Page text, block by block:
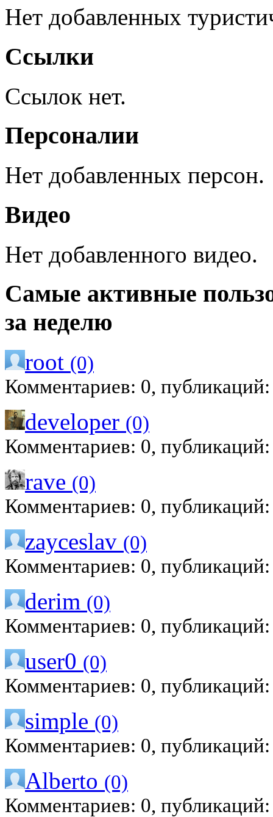
Нет добавленных
Ссылки
Ссылок нет.
Персоналии
Нет добавленных персон.
Видео
Нет добавленного видео.
Самые активные
за неделю
root (0)
Комментариев: 0,
developer (0)
Комментариев: 0,
rave (0)
Комментариев: 0,
zayceslav (0)
Комментариев: 0,
derim (0)
Комментариев: 0,
user0 (0)
Комментариев: 0,
simple (0)
Комментариев: 0,
Alberto (0)
Комментариев: 0,